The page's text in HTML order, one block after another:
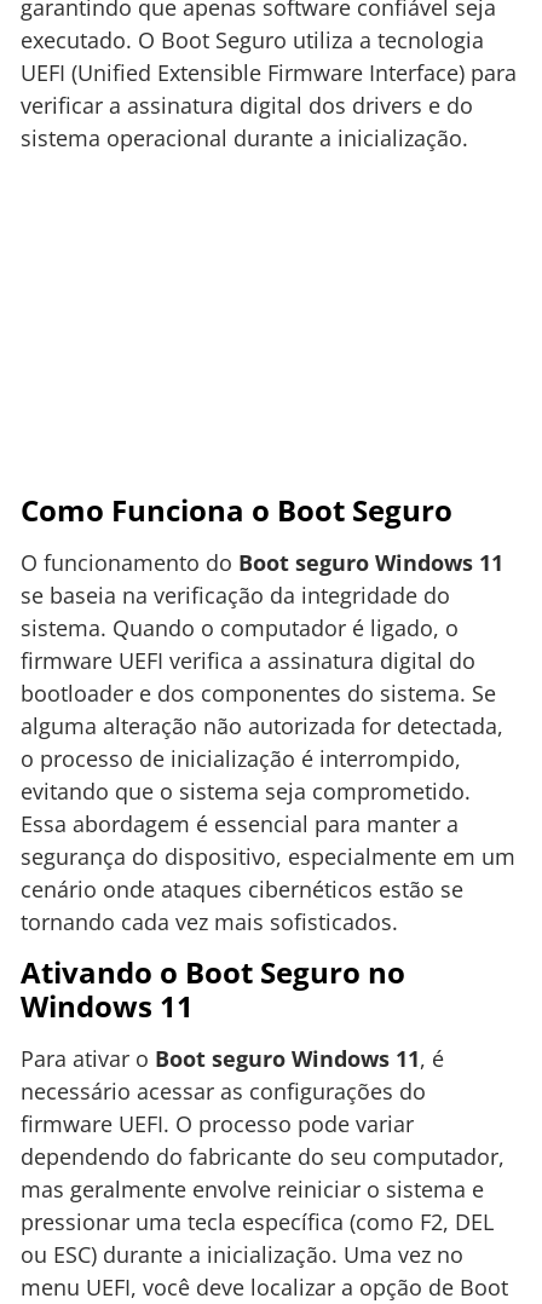
garantindo que apenas software confiável seja
executado. O Boot Seguro utiliza a tecnologia
UEFI (Unified Extensible Firmware Interface) para
verificar a assinatura digital dos drivers e do
sistema operacional durante a inicialização.
Como Funciona o Boot Seguro
O funcionamento do Boot seguro Windows 11
se baseia na verificação da integridade do
sistema. Quando o computador é ligado, o
firmware UEFI verifica a assinatura digital do
bootloader e dos componentes do sistema. Se
alguma alteração não autorizada for detectada,
o processo de inicialização é interrompido,
evitando que o sistema seja comprometido.
Essa abordagem é essencial para manter a
segurança do dispositivo, especialmente em um
cenário onde ataques cibernéticos estão se
tornando cada vez mais sofisticados.
Ativando o Boot Seguro no
Windows 11
Para ativar o Boot seguro Windows 11, é
necessário acessar as configurações do
firmware UEFI. O processo pode variar
dependendo do fabricante do seu computador,
mas geralmente envolve reiniciar o sistema e
pressionar uma tecla específica (como F2, DEL
ou ESC) durante a inicialização. Uma vez no
menu UEFI, você deve localizar a opção de Boot